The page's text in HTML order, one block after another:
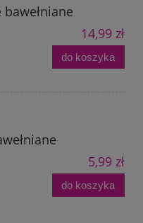
14,99 zł
do koszyka
5,99 zł
do koszyka